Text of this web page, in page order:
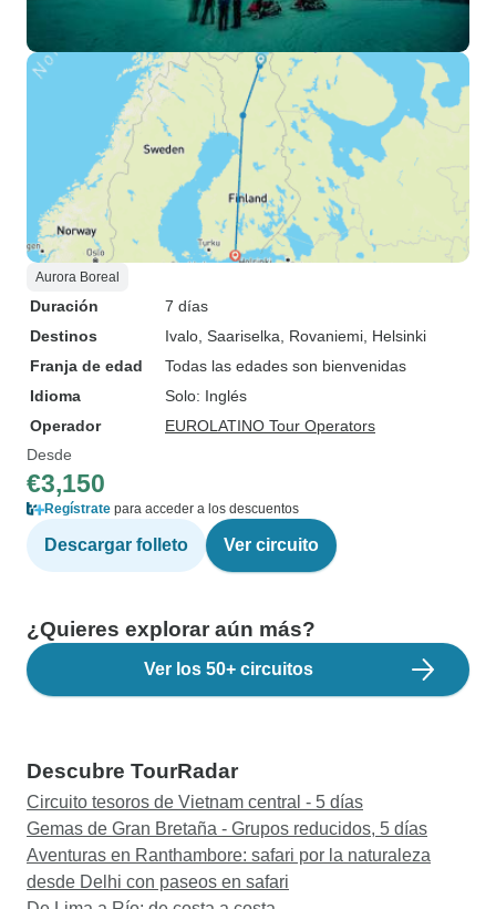
Aurora Boreal
Duración
7 días
Destinos
Ivalo , Saariselka , Rovaniemi , Helsinki
Franja de edad
Todas las edades son bienvenidas
Idioma
Solo: Inglés
Operador
EUROLATINO Tour Operators
Desde
€3,150
Regístrate para acceder a los descuentos
Descargar folleto Ver circuito
¿Quieres explorar aún más?
Ver los 50+ circuitos
Descubre TourRadar
Circuito tesoros de Vietnam central - 5 días
Gemas de Gran Bretaña - Grupos reducidos, 5 días
Aventuras en Ranthambore: safari por la naturaleza
desde Delhi con paseos en safari